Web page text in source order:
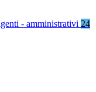
- amministrativi 24